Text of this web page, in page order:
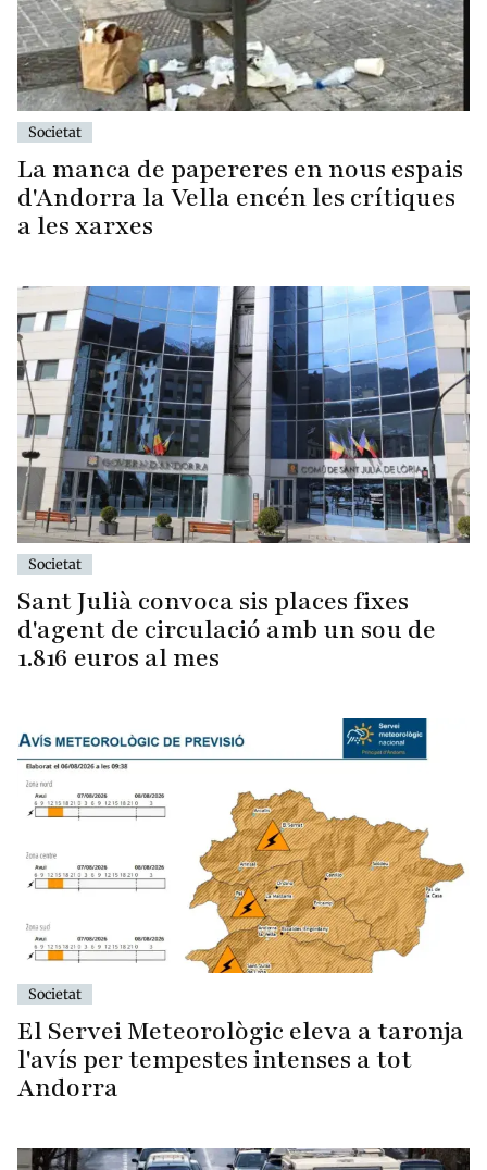
Societat
La manca de papereres en nous espais
d'Andorra la Vella encén les crítiques
a les xarxes
Societat
Sant Julià convoca sis places fixes
d'agent de circulació amb un sou de
1.816 euros al mes
Societat
El Servei Meteorològic eleva a taronja
l'avís per tempestes intenses a tot
Andorra